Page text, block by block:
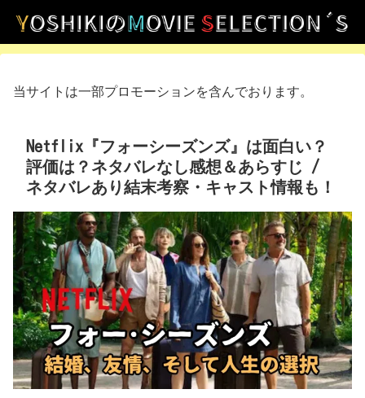
当サイトは一部プロモーションを含んでおります。
Netflix『フォーシーズンズ』は面白い？
評価は？ネタバレなし感想＆あらすじ /
ネタバレあり結末考察・キャスト情報も！